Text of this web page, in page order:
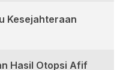
Kesejahteraan
Hasil Otopsi Afif